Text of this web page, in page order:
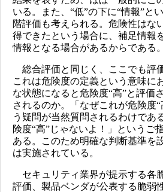
いる。また、“低”の下に“情報”と
階評価も考えられる。危険性はな
得できたという場合に、補足情報
情報となる場合があるからである。
総合評価と同じく、ここでも評
これは危険度の定義という意味に
な状態になると危険度“高”と評価
されるのか。「なぜこれが危険度
う疑問が当然質問されるわけであ
険度“高”じゃないよ！」というご
ある。このため明確な判断基準を
は実施されている。
セキュリティ業界が提示する各
評価、製品ベンダが公表する脆弱